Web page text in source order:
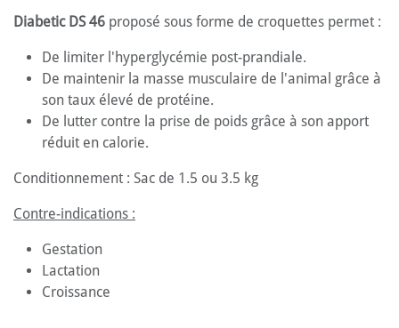
Diabetic DS 46 proposé sous forme de croquettes permet :
De limiter l'hyperglycémie post-prandiale.
De maintenir la masse musculaire de l'animal grâce à
son taux élevé de protéine.
De lutter contre la prise de poids grâce à son apport
réduit en calorie.
Conditionnement : Sac de 1.5 ou 3.5 kg
Contre-indications :
Gestation
Lactation
Croissance